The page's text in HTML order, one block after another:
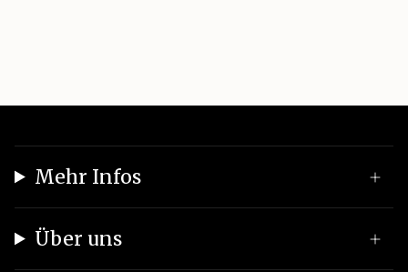
Mehr Infos
Über uns